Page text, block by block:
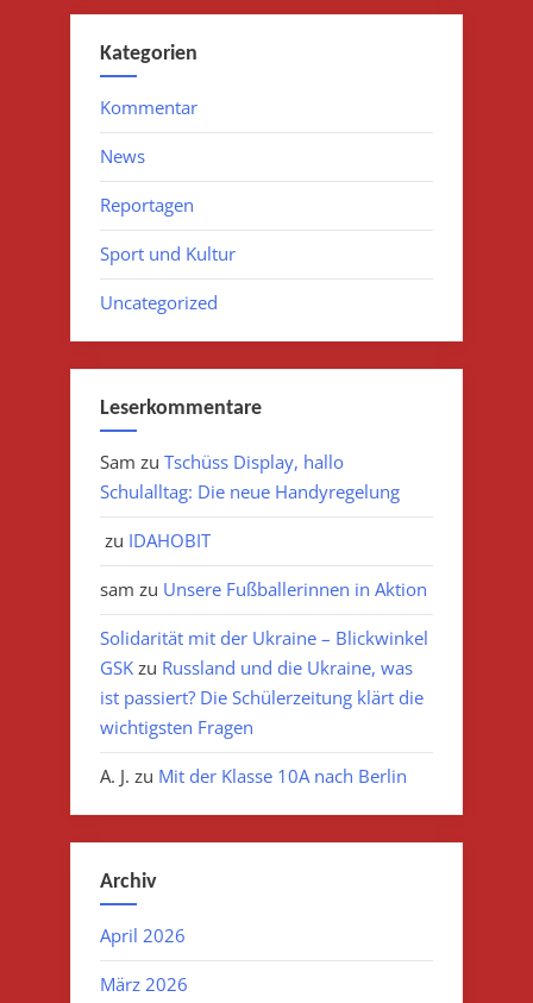
Kategorien
Kommentar
News
Reportagen
Sport und Kultur
Uncategorized
Leserkommentare
Sam zu Tschüss Display, hallo
Schulalltag: Die neue Handyregelung
zu IDAHOBIT
sam zu Unsere Fußballerinnen in Aktion
Solidarität mit der Ukraine – Blickwinkel
GSK zu Russland und die Ukraine, was
ist passiert? Die Schülerzeitung klärt die
wichtigsten Fragen
A. J. zu Mit der Klasse 10A nach Berlin
Archiv
April 2026
März 2026